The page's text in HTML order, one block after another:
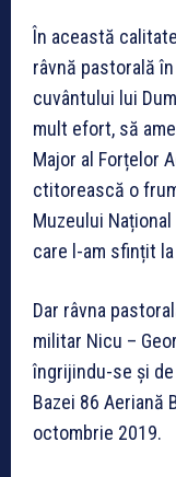
În această
râvnă pastorală
cuvântului lui
mult efort, să
Major al Forțelor
ctitorească o
Muzeului
care l-am sfințit
Dar râvna
militar Nicu –
îngrijindu-se și
Bazei 86 Aeriană
octombrie 2019.